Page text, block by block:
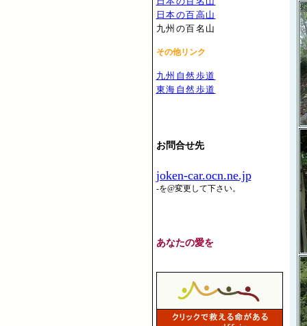
日本の百高山
九州の百名山
その他リンク
九州自然歩道
東海自然歩道
お問合せ先
joken-car.ocn.ne.jp
-を@変更して下さい。
あなたの愛を